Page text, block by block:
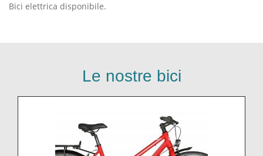
Bici elettrica disponibile.
Le nostre bici